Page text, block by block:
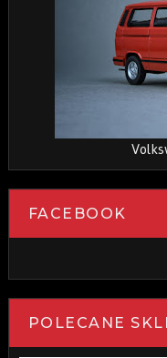
FACEBOOK
POLECANE